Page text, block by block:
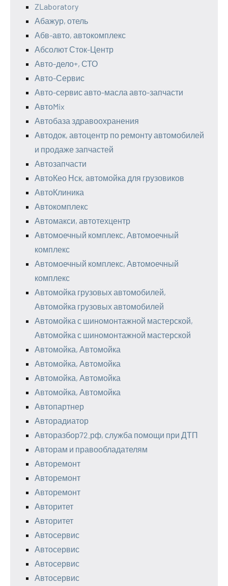
ZLaboratory
Абажур, отель
Абв-авто, автокомплекс
Абсолют Сток-Центр
Авто-дело+, СТО
Авто-Сервис
Авто-сервис авто-масла авто-запчасти
АвтоMix
Автобаза здравоохранения
Автодок, автоцентр по ремонту автомобилей
и продаже запчастей
Автозапчасти
АвтоКео Нск, автомойка для грузовиков
АвтоКлиника
Автокомплекс
Автомакси, автотехцентр
Автомоечный комплекс, Автомоечный
комплекс
Автомоечный комплекс, Автомоечный
комплекс
Автомойка грузовых автомобилей,
Автомойка грузовых автомобилей
Автомойка с шиномонтажной мастерской,
Автомойка с шиномонтажной мастерской
Автомойка, Автомойка
Автомойка, Автомойка
Автомойка, Автомойка
Автомойка, Автомойка
Автопартнер
Авторадиатор
Авторазбор72.рф, служба помощи при ДТП
Авторам и правообладателям
Авторемонт
Авторемонт
Авторемонт
Авторитет
Авторитет
Автосервис
Автосервис
Автосервис
Автосервис